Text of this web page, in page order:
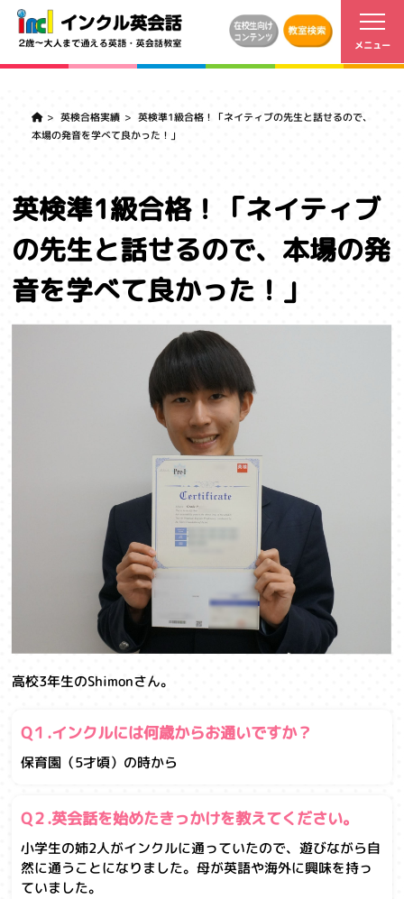
英検合格実績 英検準1級合格！「ネイティブの先生と話せるので、
本場の発音を学べて良かった！」
英検準1級合格！「ネイティブ
の先生と話せるので、本場の発
音を学べて良かった！」
高校3年生のShimonさん。
Q１.インクルには何歳からお通いですか？
保育園（5才頃）の時から
Q２.英会話を始めたきっかけを教えてください。
小学生の姉2人がインクルに通っていたので、遊びながら自
然に通うことになりました。母が英語や海外に興味を持っ
ていました。